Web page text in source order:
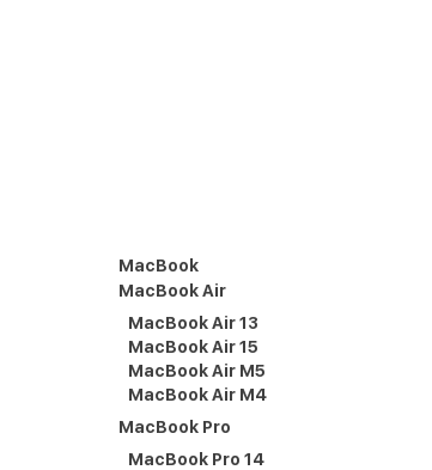
MacBook
MacBook Air
MacBook Air 13
MacBook Air 15
MacBook Air M5
MacBook Air M4
MacBook Pro
MacBook Pro 14